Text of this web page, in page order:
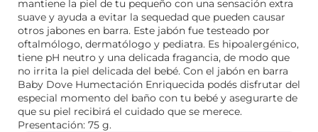
mantiene la piel de tu pequeño con una sensación extra
suave y ayuda a evitar la sequedad que pueden causar
otros jabones en barra. Este jabón fue testeado por
oftalmólogo, dermatólogo y pediatra. Es hipoalergénico,
tiene pH neutro y una delicada fragancia, de modo que
no irrita la piel delicada del bebé. Con el jabón en barra
Baby Dove Humectación Enriquecida podés disfrutar del
especial momento del baño con tu bebé y asegurarte de
que su piel recibirá el cuidado que se merece.
Presentación: 75 g.